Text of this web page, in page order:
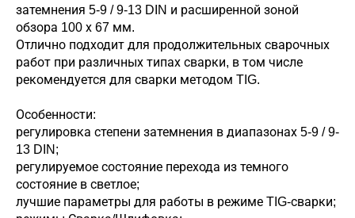
затемнения 5-9 / 9-13 DIN и расширенной зоной
обзора 100 х 67 мм.
Отлично подходит для продолжительных сварочных
работ при различных типах сварки, в том числе
рекомендуется для сварки методом TIG.
Особенности:
регулировка степени затемнения в диапазонах 5-9 / 9-
13 DIN;
регулируемое состояние перехода из темного
состояние в светлое;
лучшие параметры для работы в режиме TIG-сварки;